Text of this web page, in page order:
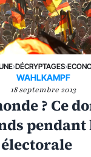
›DÉCRYPTAGES›
WAHLKAMPF
18 septembre 2013
? Ce
pendant